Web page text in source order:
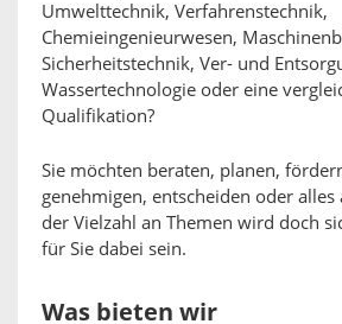
Umwelttechnik, Verfahrenstechnik,
Chemieingenieurwesen,
Sicherheitstechnik, Ver- und
Wassertechnologie oder eine
Qualifikation?
Sie möchten beraten, planen,
genehmigen, entscheiden oder alles
der Vielzahl an Themen wird doch
für Sie dabei sein.
Was bieten wir